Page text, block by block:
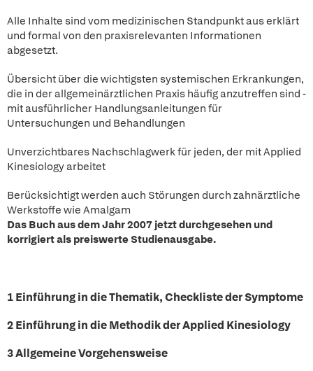
Alle Inhalte sind vom medizinischen Standpunkt aus erklärt
und formal von den praxisrelevanten Informationen
abgesetzt.
Übersicht über die wichtigsten systemischen Erkrankungen,
die in der allgemeinärztlichen Praxis häufig anzutreffen sind -
mit ausführlicher Handlungsanleitungen für
Untersuchungen und Behandlungen
Unverzichtbares Nachschlagwerk für jeden, der mit Applied
Kinesiology arbeitet
Berücksichtigt werden auch Störungen durch zahnärztliche
Werkstoffe wie Amalgam
Das Buch aus dem Jahr 2007 jetzt durchgesehen und
korrigiert als preiswerte Studienausgabe.
1 Einführung in die Thematik, Checkliste der Symptome
2 Einführung in die Methodik der Applied Kinesiology
3 Allgemeine Vorgehensweise